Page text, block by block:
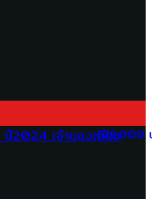
679,000
2024 เจ้าของเดียว